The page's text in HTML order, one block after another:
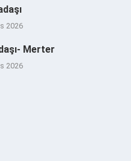
2026
Merter
2026